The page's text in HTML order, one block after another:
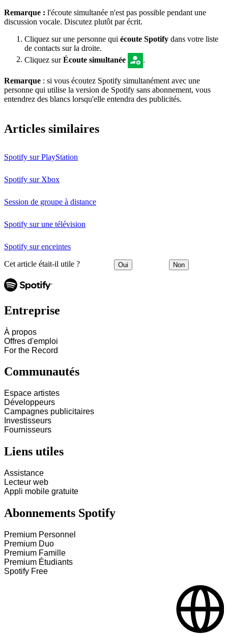
Remarque : l'écoute simultanée n'est pas possible pendant une
discussion vocale. Discutez plutôt par écrit.
Cliquez sur une personne qui écoute Spotify dans votre liste
de contacts sur la droite.
Cliquez surÉcoute simultanée .
Remarque : si vous écoutez Spotify simultanément avec une
personne qui utilise la version de Spotify sans abonnement, vous
entendrez des blancs lorsqu'elle entendra des publicités.
Articles similaires
Spotify sur PlayStation
Spotify sur Xbox
Session de groupe à distance
Spotify sur une télévision
Spotify sur enceintes
Cet article était-il utile ? Oui Non
Entreprise
À propos
Offres d'emploi
For the Record
Communautés
Espace artistes
Développeurs
Campagnes publicitaires
Investisseurs
Fournisseurs
Liens utiles
Assistance
Lecteur web
Appli mobile gratuite
Abonnements Spotify
Premium Personnel
Premium Duo
Premium Famille
Premium Étudiants
Spotify Free